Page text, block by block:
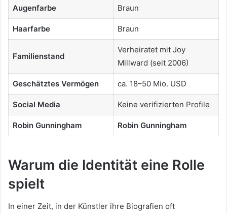
Augenfarbe Braun
Haarfarbe Braun
Familienstand
Verheiratet mit Joy
Millward (seit 2006)
Geschätztes Vermögen ca. 18–50 Mio. USD
Social Media Keine verifizierten Profile
Robin Gunningham Robin Gunningham
Warum die Identität eine Rolle
spielt
In einer Zeit, in der Künstler ihre Biografien oft